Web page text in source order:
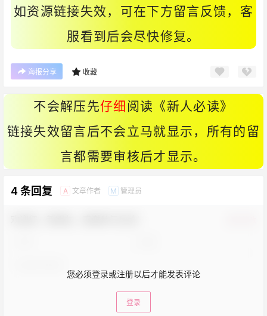
如资源链接失效，可在下方留言反馈，客
服看到后会尽快修复。
海报分享 收藏
不会解压先仔细 阅读《新人必读》
链接失效留言后不会立马就显示，所有的留
言都需要审核后才显示。
4 条回复 A 文章作者 M 管理员
您必须登录或注册以后才能发表评论
登录